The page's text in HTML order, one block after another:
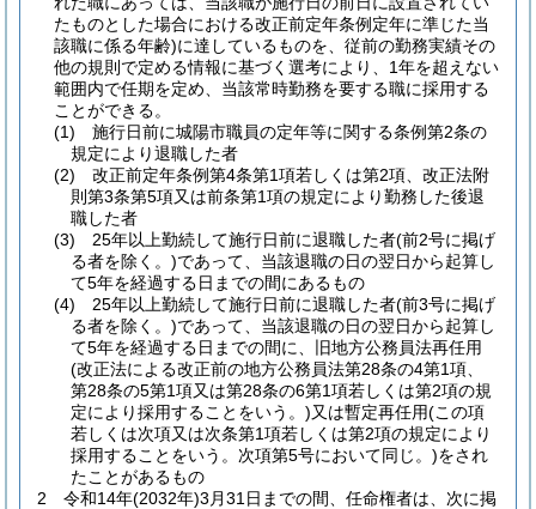
たものとした場合における改正前定年条例定年に準じた当
該職に係る年齢)に達しているものを、従前の勤務実績その
他の規則で定める情報に基づく選考により、1年を超えない
範囲内で任期を定め、当該常時勤務を要する職に採用する
ことができる。
(1)
施行日前に城陽市職員の定年等に関する条例第2条の
規定により退職した者
(2)
改正前定年条例第4条第1項若しくは第2項、改正法附
則第3条第5項又は前条第1項の規定により勤務した後退
職した者
(3)
25年以上勤続して施行日前に退職した者(前2号に掲げ
る者を除く。)であって、当該退職の日の翌日から起算し
て5年を経過する日までの間にあるもの
(4)
25年以上勤続して施行日前に退職した者(前3号に掲げ
る者を除く。)であって、当該退職の日の翌日から起算し
て5年を経過する日までの間に、旧地方公務員法再任用
(改正法による改正前の地方公務員法第28条の4第1項、
第28条の5第1項又は第28条の6第1項若しくは第2項の規
定により採用することをいう。)又は暫定再任用(この項
若しくは次項又は次条第1項若しくは第2項の規定により
採用することをいう。次項第5号において同じ。)をされ
たことがあるもの
2
令和14年(2032年)3月31日までの間、任命権者は、次に掲